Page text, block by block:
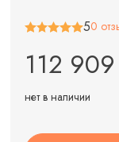
50
112
нет в наличии